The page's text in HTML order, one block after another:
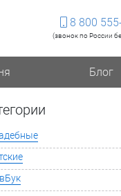
8 800
(звонок по России
Блог